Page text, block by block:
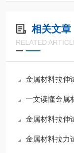
相关文章
RELATED
金属材料拉伸
一文读懂金属
金属材料拉伸
金属材料拉力